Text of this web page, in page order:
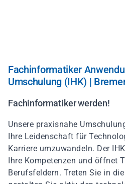
Fachinformatiker
Umschulung (IHK) |
Fachinformatiker werden!
Unsere praxisnahe
Ihre Leidenschaft für
Karriere umzuwandeln. Der
Ihre Kompetenzen und öffnet
Berufsfeldern. Treten Sie in